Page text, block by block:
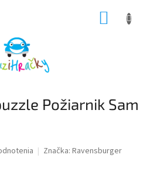
Požiarnik Sam
Značka: Ravensburger